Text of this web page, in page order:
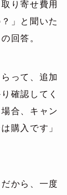
り寄せ費用
」と聞いた
回答。
って、追加
確認してく
合、キャン
購入です」
から、一度